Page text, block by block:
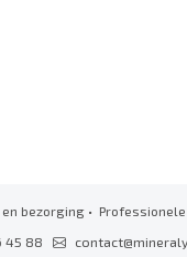
en bezorging •
45 88